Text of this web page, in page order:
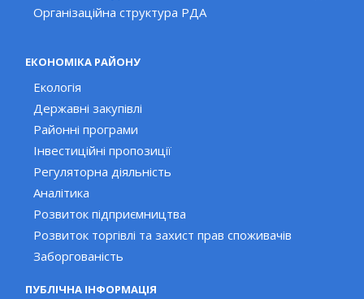
Організаційна структура РДА
ЕКОНОМІКА РАЙОНУ
Екологія
Державні закупівлі
Районні програми
Інвестиційні пропозиції
Регуляторна діяльність
Аналітика
Розвиток підприємництва
Розвиток торгівлі та захист прав споживачів
Заборгованість
ПУБЛІЧНА ІНФОРМАЦІЯ